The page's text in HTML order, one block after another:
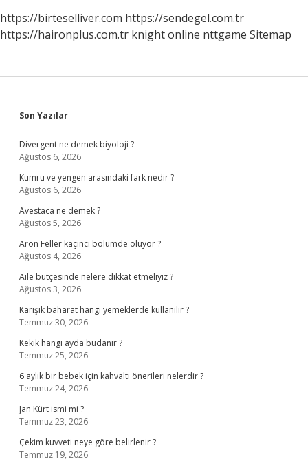
https://birteselliver.com https://sendegel.com.tr
https://haironplus.com.tr knight online nttgame Sitemap
Sidebar
Son Yazılar
Divergent ne demek biyoloji ?
Ağustos 6, 2026
Kumru ve yengen arasındaki fark nedir ?
Ağustos 6, 2026
Avestaca ne demek ?
Ağustos 5, 2026
Aron Feller kaçıncı bölümde ölüyor ?
Ağustos 4, 2026
Aile bütçesinde nelere dikkat etmeliyiz ?
Ağustos 3, 2026
Karışık baharat hangi yemeklerde kullanılır ?
Temmuz 30, 2026
Kekik hangi ayda budanır ?
Temmuz 25, 2026
6 aylık bir bebek için kahvaltı önerileri nelerdir ?
Temmuz 24, 2026
Jan Kürt ismi mi ?
Temmuz 23, 2026
Çekim kuvveti neye göre belirlenir ?
Temmuz 19, 2026